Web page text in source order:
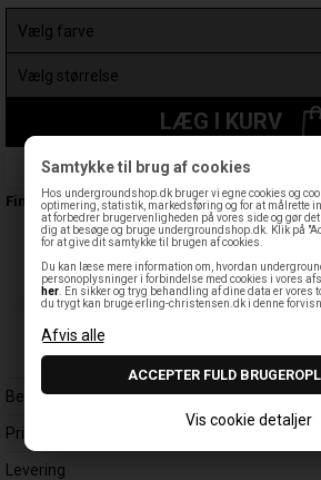
Samtykke til brug af cookies
Hos undergroundshop.dk bruger vi egne cookies og
optimering, statistik, markedsføring og for at målrette
at forbedrer brugervenligheden på vores side og gør
dig at besøge og bruge undergroundshop.dk. Klik på
for at give dit samtykke til brugen af cookies.
Du kan læse mere information om, hvordan
personoplysninger i forbindelse med cookies i vores
her . En sikker og tryg behandling af dine data er vores
du trygt kan bruge erling-christensen.dk i denne
Vis cookie detaljer
LÆG I KURV
Leveringstid: 1-3
Findes også:
Beskrivelse
Prisgaranti
Levering